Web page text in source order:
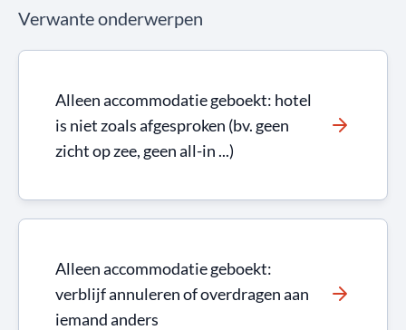
Verwante onderwerpen
Alleen accommodatie geboekt: hotel
is niet zoals afgesproken (bv. geen
zicht op zee, geen all-in ...)
Alleen accommodatie geboekt:
verblijf annuleren of overdragen aan
iemand anders